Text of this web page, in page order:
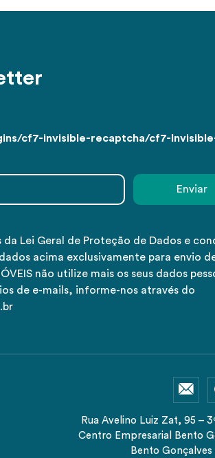
cf7-invisible-recaptcha/cf7-
Lei Geral de Proteção de Dados e
acima exclusivamente para envio
não utilize mais os seus dados
de e-mails, informe-nos através do
Rua Avelino Luiz Zat, 95 –
Centro Empresarial Bento
Bento Gonçalves